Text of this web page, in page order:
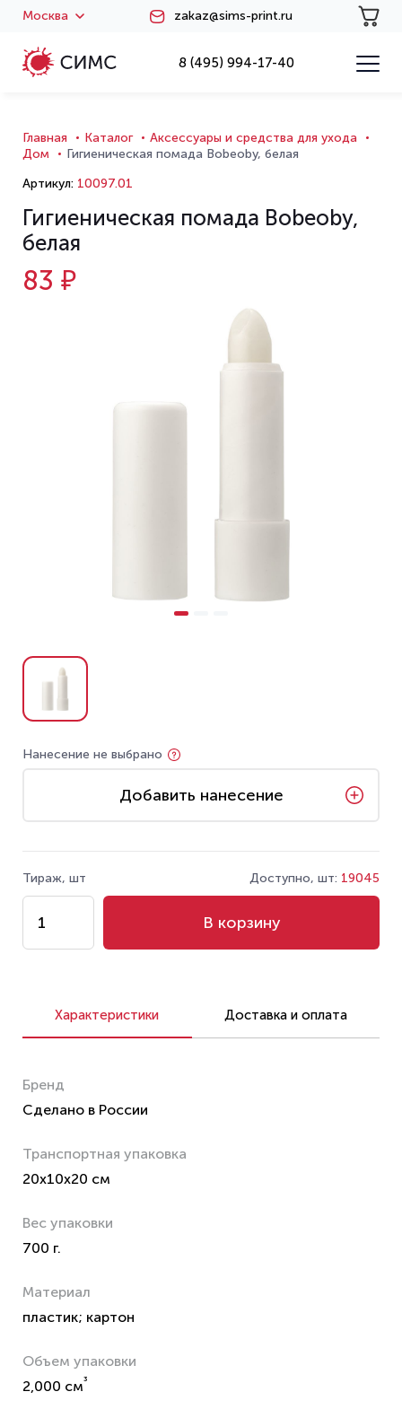
Москва zakaz@sims-print.ru
8 (495) 994-17-40
Главная Каталог
Аксессуары и средства для ухода
Дом
Гигиеническая помада Bobeoby, белая
Артикул: 10097.01
Гигиеническая помада Bobeoby,
белая
83 ₽
Нанесение не выбрано
Добавить нанесение
Тираж, шт Доступно, шт: 19045
В корзину
Характеристики Доставка и оплата
Бренд
Сделано в России
Транспортная упаковка
20x10x20 см
Вес упаковки
700 г.
Материал
пластик; картон
Объем упаковки
2,000 см³